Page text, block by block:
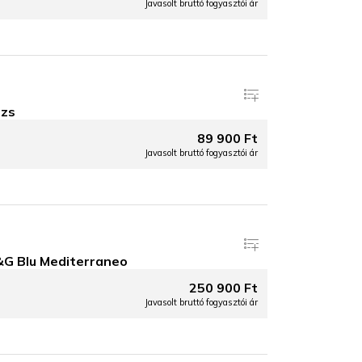
Javasolt bruttó fogyasztói ár
89 900 Ft
Javasolt bruttó fogyasztói ár
Blu Mediterraneo
250 900 Ft
Javasolt bruttó fogyasztói ár